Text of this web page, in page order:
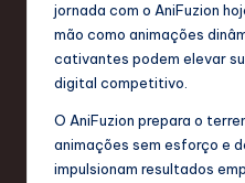
jornada com o AniFuzion
mão como animações
cativantes podem elevar
digital competitivo.
O AniFuzion prepara o
animações sem esforço e
impulsionam resultados